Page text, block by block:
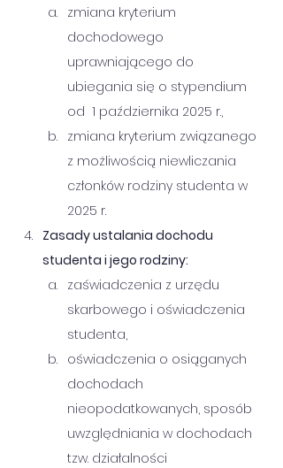
zmiana kryterium
dochodowego
uprawniającego do
ubiegania się o stypendium
od  1 października 2025 r.,
zmiana kryterium związanego
z możliwością niewliczania
członków rodziny studenta w
2025 r.
Zasady ustalania dochodu
studenta i jego rodziny:
zaświadczenia z urzędu
skarbowego i oświadczenia
studenta,
oświadczenia o osiąganych
dochodach
nieopodatkowanych, sposób
uwzględniania w dochodach
tzw. działalności